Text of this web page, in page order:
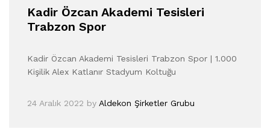
Kadir Özcan Akademi Tesisleri
Trabzon Spor
Kadir Özcan Akademi Tesisleri Trabzon Spor | 1.000
Kişilik Alex Katlanır Stadyum Koltuğu
24 Aralık 2022 by Aldekon Şirketler Grubu